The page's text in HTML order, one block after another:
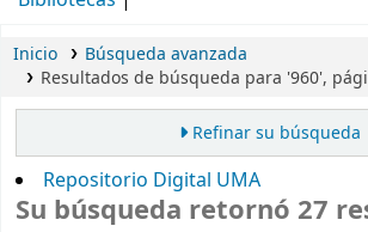
Inicio
Búsqueda avanzada
Resultados de búsqueda para '960',
Refinar su búsqueda
Repositorio Digital UMA
Su búsqueda retornó 27